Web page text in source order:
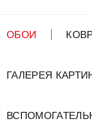
ОБОИ
ГАЛЕРЕЯ